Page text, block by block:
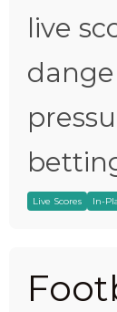
live
Live Scores In-